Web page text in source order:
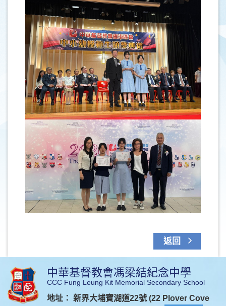
返回
中華基督教會馮梁結紀念中學
CCC Fung Leung Kit Memorial Secondary School
地址： 新界大埔寶湖道22號 (22 Plover Cove